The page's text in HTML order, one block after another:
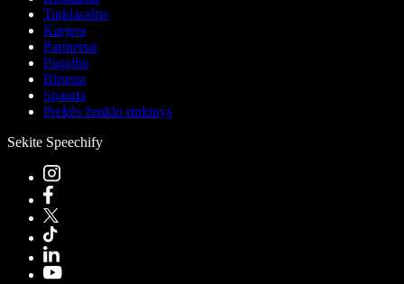
Tinklaraštis
Karjera
Partneriai
Pagalba
Būsena
Spauda
Prekės ženklo rinkinys
Sekite Speechify